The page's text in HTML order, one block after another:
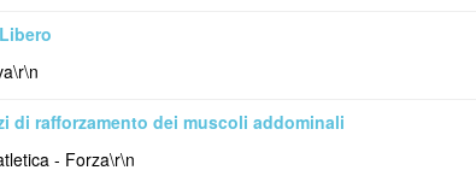
di rafforzamento dei muscoli addominali
- Forza\r\n